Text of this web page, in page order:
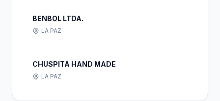
BENBOL LTDA.
LA PAZ
CHUSPITA HAND MADE
LA PAZ